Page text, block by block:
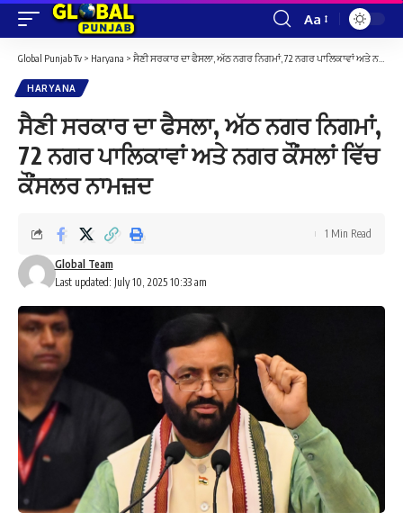
Font
Resizer
Aa
Global Punjab Tv > Haryana > ਸੈਣੀ ਸਰਕਾਰ ਦਾ ਫੈਸਲਾ, ਅੱਠ ਨਗਰ ਨਿਗਮਾਂ, 72 ਨਗਰ ਪਾਲਿਕਾਵਾਂ ਅਤੇ ਨਗਰ ਕੌਂਸਲਾਂ ਵਿੱਚ ਕੌਂਸਲਰ ਨਾਮਜ਼ਦ
HARYANA
ਸੈਣੀ ਸਰਕਾਰ ਦਾ ਫੈਸਲਾ, ਅੱਠ ਨਗਰ ਨਿਗਮਾਂ,
72 ਨਗਰ ਪਾਲਿਕਾਵਾਂ ਅਤੇ ਨਗਰ ਕੌਂਸਲਾਂ ਵਿੱਚ
ਕੌਂਸਲਰ ਨਾਮਜ਼ਦ
Last updated: July 10, 2025 10:33 am
Global Team
1 Min Read